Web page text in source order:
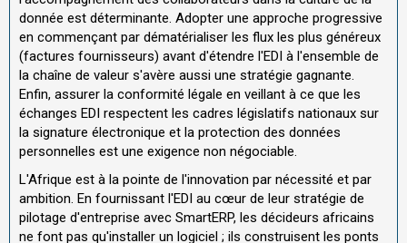
donnée est déterminante. Adopter une approche progressive
en commençant par dématérialiser les flux les plus généreux
(factures fournisseurs) avant d'étendre l'EDI à l'ensemble de
la chaîne de valeur s'avère aussi une stratégie gagnante.
Enfin, assurer la conformité légale en veillant à ce que les
échanges EDI respectent les cadres législatifs nationaux sur
la signature électronique et la protection des données
personnelles est une exigence non négociable.
L'Afrique est à la pointe de l'innovation par nécessité et par
ambition. En fournissant l'EDI au cœur de leur stratégie de
pilotage d'entreprise avec SmartERP, les décideurs africains
ne font pas qu'installer un logiciel ; ils construisent les ponts